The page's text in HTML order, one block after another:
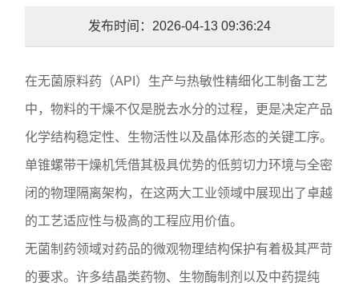
发布时间：2026-04-13 09:36:24
在无菌原料药（API）生产与热敏性精细化工制备工艺
中，物料的干燥不仅是脱去水分的过程，更是决定产品
化学结构稳定性、生物活性以及晶体形态的关键工序。
单锥螺带干燥机凭借其极具优势的低剪切力环境与全密
闭的物理隔离架构，在这两大工业领域中展现出了卓越
的工艺适应性与极高的工程应用价值。
无菌制药领域对药品的微观物理结构保护有着极其严苛
的要求。许多结晶类药物、生物酶制剂以及中药提纯